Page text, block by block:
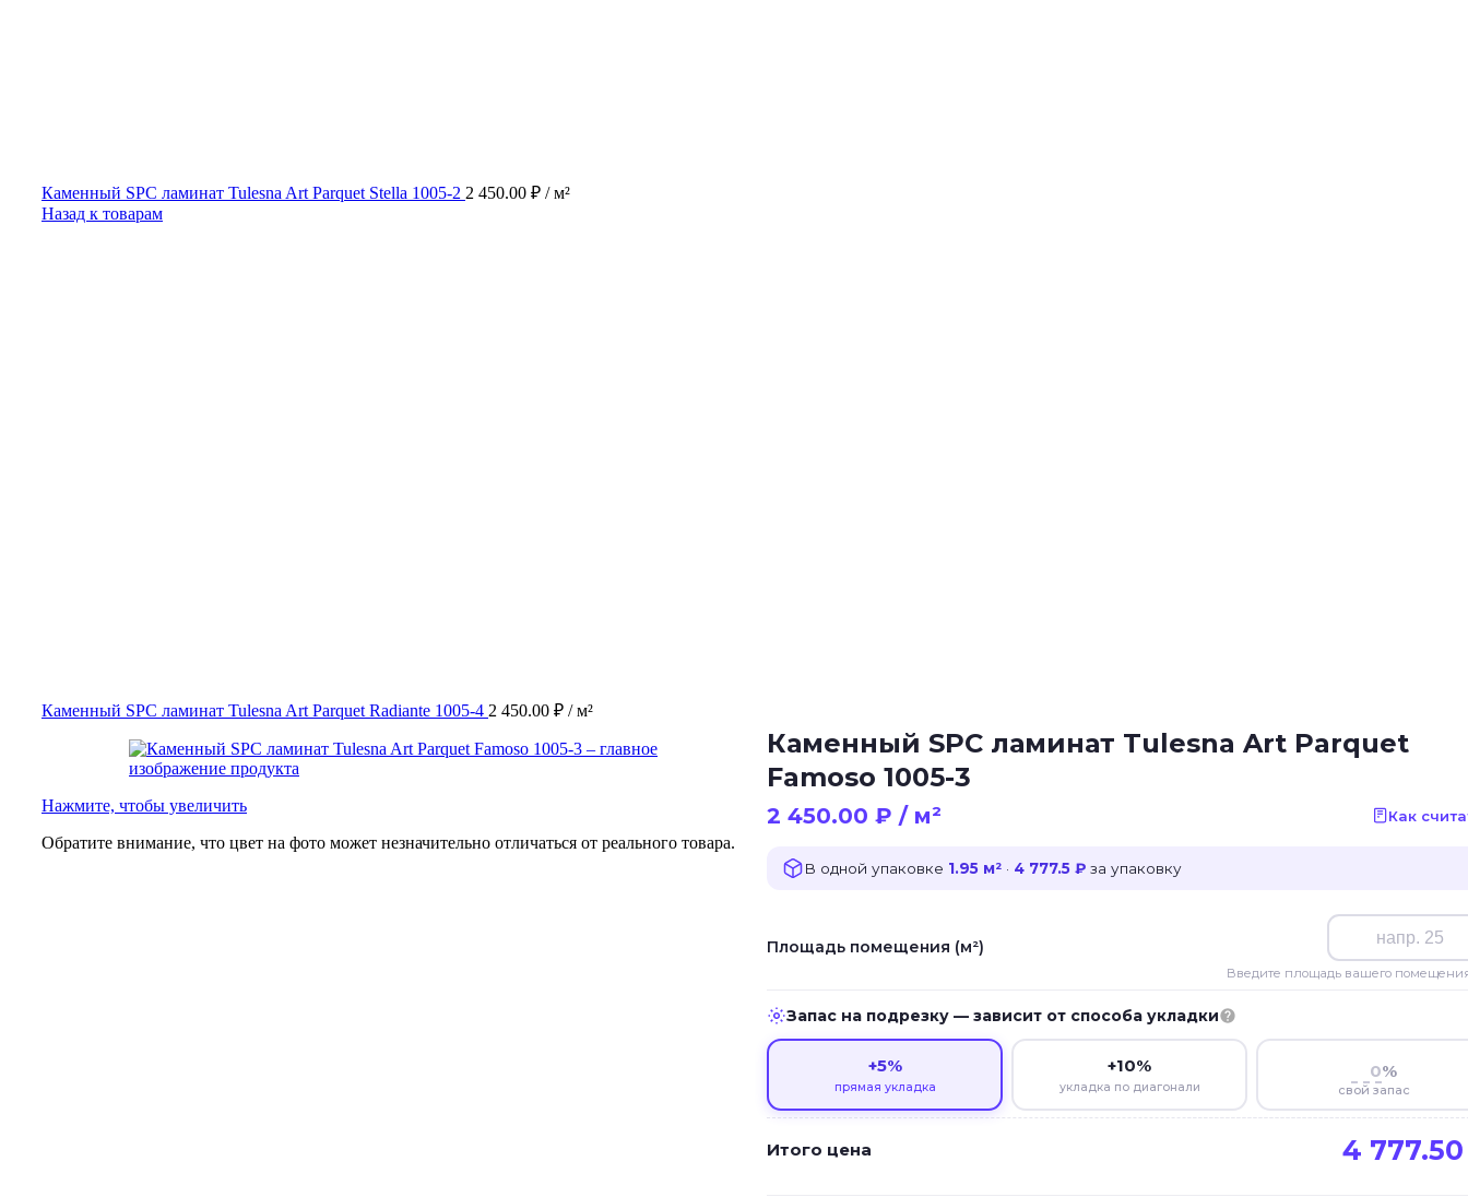
Каменный SPC ламинат Tulesna Art Parquet Stella 1005-2 2 450.00 ₽ / м²
Назад к товарам
Каменный SPC ламинат Tulesna Art Parquet Radiante 1005-4 2 450.00 ₽ / м²
Нажмите, чтобы увеличить
Обратите внимание, что цвет на фото может незначительно отличаться от реального товара.
Каменный SPC ламинат Tulesna Art Parquet
Famoso 1005-3
2 450.00 ₽ / м² Как
В одной упаковке 1.95 м² · 4 777.5 ₽ за упаковку
Площадь помещения (м²)
Введите площадь вашего
Запас на подрезку — зависит от способа укладки
+5%
прямая укладка
+10%
укладка по диагонали
%
свой запас
Итого цена 4